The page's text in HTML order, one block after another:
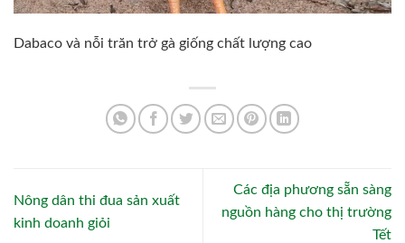
Dabaco và nỗi trăn trở gà giống chất lượng cao
Nông dân thi đua sản xuất
kinh doanh giỏi
Các địa phương sẵn sàng
nguồn hàng cho thị trường
Tết